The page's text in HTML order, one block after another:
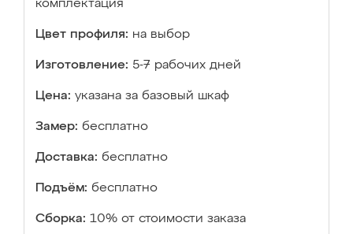
комплектация
Цвет профиля: на выбор
Изготовление: 5-7 рабочих дней
Цена: указана за базовый шкаф
Замер: бесплатно
Доставка: бесплатно
Подъём: бесплатно
Сборка: 10% от стоимости заказа